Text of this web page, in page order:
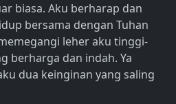
biasa. Aku berharap dan
bersama dengan Tuhan
leher aku tinggi-
berharga dan indah. Ya
dua keinginan yang saling